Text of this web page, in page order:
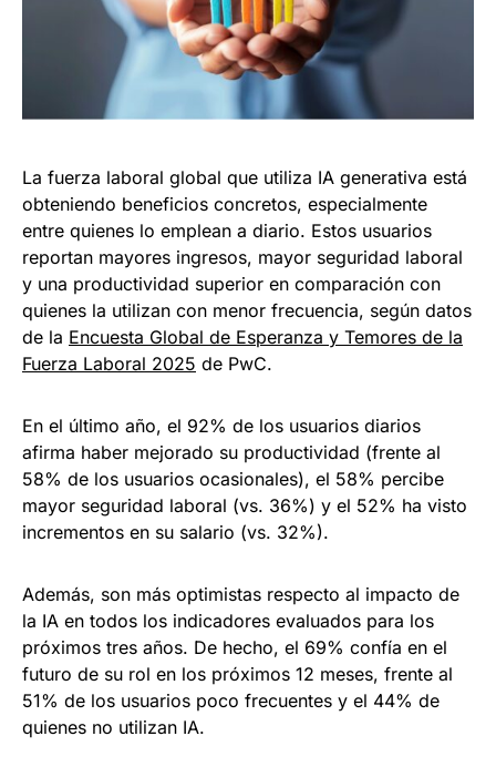
La fuerza laboral global que utiliza IA generativa está
obteniendo beneficios concretos, especialmente
entre quienes lo emplean a diario. Estos usuarios
reportan mayores ingresos, mayor seguridad laboral
y una productividad superior en comparación con
quienes la utilizan con menor frecuencia, según datos
de la Encuesta Global de Esperanza y Temores de la
Fuerza Laboral 2025 de PwC.
En el último año, el 92% de los usuarios diarios
afirma haber mejorado su productividad (frente al
58% de los usuarios ocasionales), el 58% percibe
mayor seguridad laboral (vs. 36%) y el 52% ha visto
incrementos en su salario (vs. 32%).
Además, son más optimistas respecto al impacto de
la IA en todos los indicadores evaluados para los
próximos tres años. De hecho, el 69% confía en el
futuro de su rol en los próximos 12 meses, frente al
51% de los usuarios poco frecuentes y el 44% de
quienes no utilizan IA.